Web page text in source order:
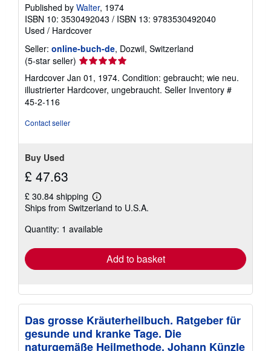
Published by Walter, 1974
ISBN 10: 3530492043 / ISBN 13: 9783530492040
Used / Hardcover
Seller: online-buch-de, Dozwil, Switzerland
(5-star seller) Seller
5
out
Hardcover Jan 01, 1974. Condition: gebraucht; wie neu.
illustrierter Hardcover, ungebraucht. Seller Inventory #
45-2-116
Contact seller
Buy Used
£ 47.63
£ 30.84 shipping
Learn
more
shipping
Ships from Switzerland to U.S.A.
Quantity: 1 available
Add to basket
Das grosse Kräuterheilbuch. Ratgeber für
gesunde und kranke Tage. Die
naturgemäße Heilmethode. Johann Künzle